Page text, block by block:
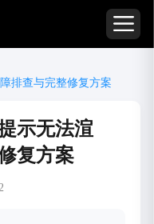
排查与完整修复方案
示无法渲
复方案